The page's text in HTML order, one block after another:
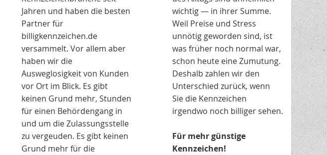
Jahren und haben die besten
Partner für
billigkennzeichen.de
versammelt. Vor allem aber
haben wir die
Ausweglosigkeit von Kunden
vor Ort im Blick. Es gibt
keinen Grund mehr, Stunden
für einen Behördengang in
und um die Zulassungsstelle
zu vergeuden. Es gibt keinen
Grund mehr für die
wichtig — in ihrer Summe.
Weil Preise und Stress
unnötig geworden sind, ist
was früher noch normal war,
schon heute eine Zumutung.
Deshalb zahlen wir den
Unterschied zurück, wenn
Sie die Kennzeichen
irgendwo noch billiger sehen.
Für mehr günstige
Kennzeichen!